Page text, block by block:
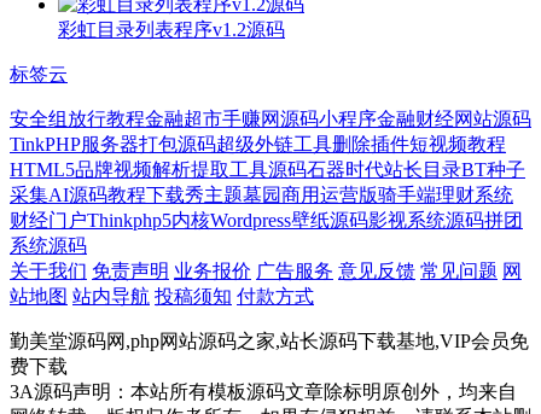
彩虹目录列表程序v1.2源码
标签云
安全组放行教程金融超市手赚网源码小程序金融财经网站源码
TinkPHP服务器打包源码超级外链工具删除插件短视频教程
HTML5品牌视频解析提取工具源码石器时代站长目录BT种子
采集AI源码教程下载秀主题墓园商用运营版骑手端理财系统
财经门户Thinkphp5内核Wordpress壁纸源码影视系统源码拼团
系统源码
关于我们 免责声明 业务报价 广告服务 意见反馈 常见问题 网
站地图 站内导航 投稿须知 付款方式
勤美堂源码网,php网站源码之家,站长源码下载基地,VIP会员免
费下载
3A源码声明：本站所有模板源码文章除标明原创外，均来自